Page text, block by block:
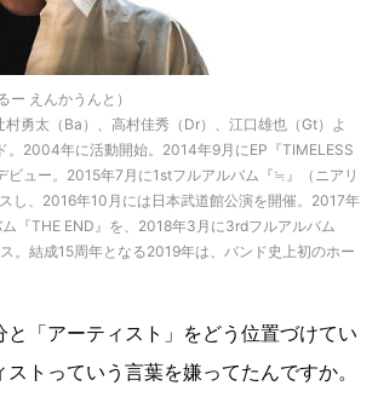
ー えんかうんと）
村勇太（Ba）、高村佳秀（Dr）、江口雄也（Gt）よ
。2004年に活動開始。2014年9月にEP『TIMELESS
ビュー。2015年7月に1stフルアルバム『≒』（ニアリ
し、2016年10月には日本武道館公演を開催。2017年
『THE END』を、2018年3月に3rdフルアルバム
ス。結成15周年となる2019年は、バンド史上初のホー
「アーティスト」をどう位置づけてい
トっていう言葉を嫌ってたんですか。